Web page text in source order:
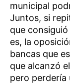
municipal
Juntos, si
que consiguió
es, la
bancas que
que alcanzó
pero perdería